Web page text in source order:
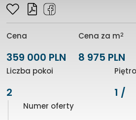
Cena
359 000 PLN
Cena za m2
8 975 PLN
Liczba pokoi
2
Piętro
1 /
Numer oferty